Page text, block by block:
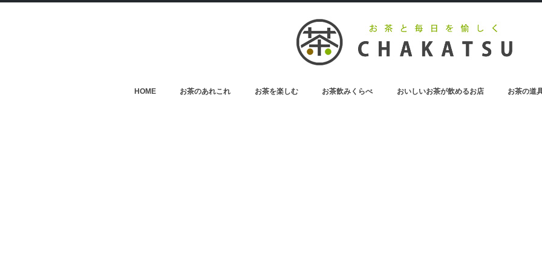
HOME お茶のあれこれ お茶を楽しむ お茶飲みくらべ おいしいお茶が飲めるお店 お茶の道